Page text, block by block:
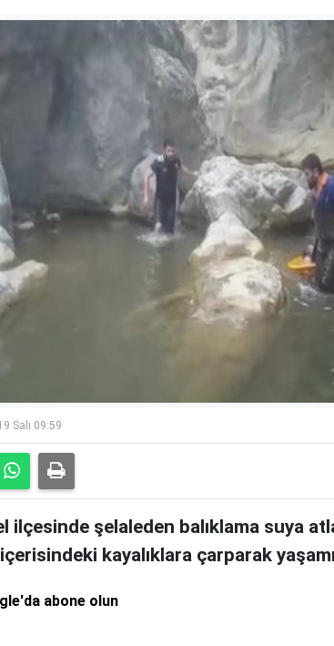
Salı 09:59
ilçesinde şelaleden balıklama suya
kayalıklara çarparak
abone olun